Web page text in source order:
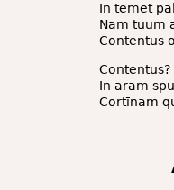
In temet
Nam tuum
Contentus
In aram
Cortīnam